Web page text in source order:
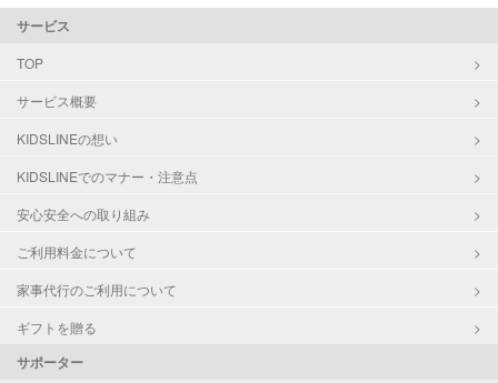
サービス
TOP
サービス概要
KIDSLINEの想い
KIDSLINEでのマナー・注意点
安心安全への取り組み
ご利用料金について
家事代行のご利用について
ギフトを贈る
サポーター